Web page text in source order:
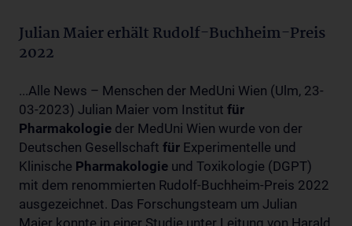
Julian Maier erhält Rudolf-Buchheim-Preis
2022
...Alle News – Menschen der MedUni Wien (Ulm, 23-
03-2023) Julian Maier vom Institut für
Pharmakologie der MedUni Wien wurde von der
Deutschen Gesellschaft für Experimentelle und
Klinische Pharmakologie und Toxikologie (DGPT)
mit dem renommierten Rudolf-Buchheim-Preis 2022
ausgezeichnet. Das Forschungsteam um Julian
Maier konnte in einer Studie unter Leitung von Harald